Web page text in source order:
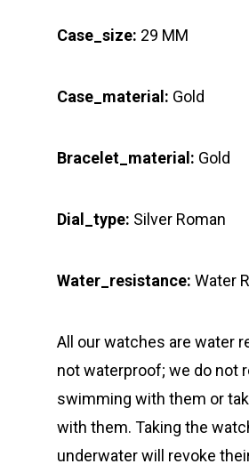
Case_size: 29 MM
Case_material: Gold
Bracelet_material: Gold
Dial_type: Silver Roman
Water_resistance: Water
All our watches are water
not waterproof; we do not
swimming with them or
with them. Taking the
underwater will revoke